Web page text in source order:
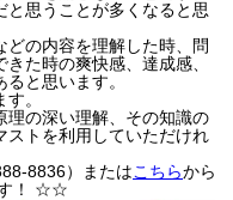
と思うことが多くなると思
の内容を理解した時、問
た時の爽快感、達成感、
と思います。
。
理の深い理解、その知識の
ストを利用していただけれ
8836）またはこちらから
す！ ☆☆